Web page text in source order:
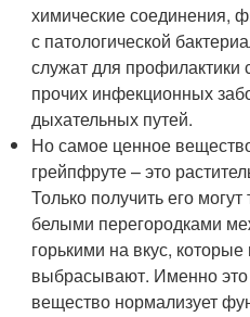
химические соединения,
с патологической
служат для
прочих инфекционных
дыхательных путей.
Но самое ценное
грейпфруте – это
Только получить его
белыми перегородками
горькими на вкус,
выбрасывают. Именно это
вещество нормализует